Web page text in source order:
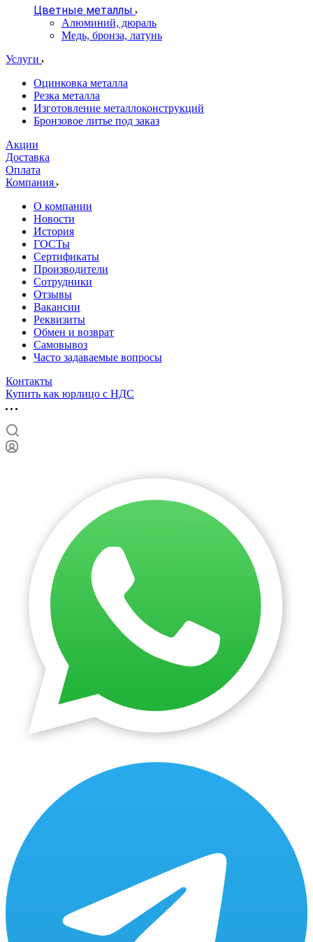
Цветные металлы
Алюминий, дюраль
Медь, бронза, латунь
Услуги
Оцинковка металла
Резка металла
Изготовление металлоконструкций
Бронзовое литье под заказ
Акции
Доставка
Оплата
Компания
О компании
Новости
История
ГОСТы
Сертификаты
Производители
Сотрудники
Отзывы
Вакансии
Реквизиты
Обмен и возврат
Самовывоз
Часто задаваемые вопросы
Контакты
Купить как юрлицо с НДС